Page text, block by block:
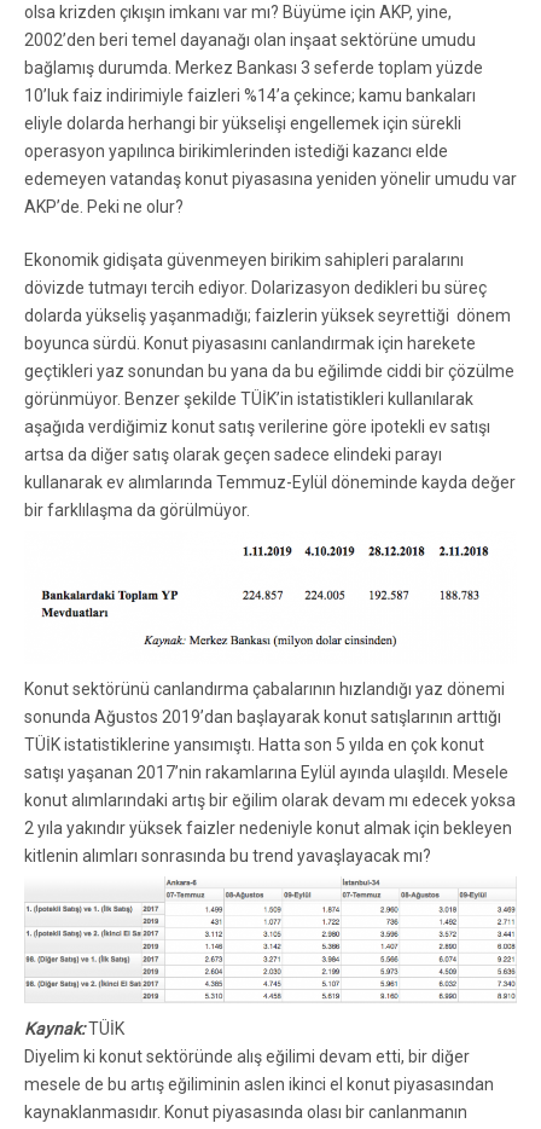
olsa krizden çıkışın imkanı var mı? Büyüme için AKP, yine,
2002’den beri temel dayanağı olan inşaat sektörüne umudu
bağlamış durumda. Merkez Bankası 3 seferde toplam yüzde
10’luk faiz indirimiyle faizleri %14’a çekince; kamu bankaları
eliyle dolarda herhangi bir yükselişi engellemek için sürekli
operasyon yapılınca birikimlerinden istediği kazancı elde
edemeyen vatandaş konut piyasasına yeniden yönelir umudu var
AKP’de. Peki ne olur?
Ekonomik gidişata güvenmeyen birikim sahipleri paralarını
dövizde tutmayı tercih ediyor. Dolarizasyon dedikleri bu süreç
dolarda yükseliş yaşanmadığı; faizlerin yüksek seyrettiği dönem
boyunca sürdü. Konut piyasasını canlandırmak için harekete
geçtikleri yaz sonundan bu yana da bu eğilimde ciddi bir çözülme
görünmüyor. Benzer şekilde TÜİK’in istatistikleri kullanılarak
aşağıda verdiğimiz konut satış verilerine göre ipotekli ev satışı
artsa da diğer satış olarak geçen sadece elindeki parayı
kullanarak ev alımlarında Temmuz-Eylül döneminde kayda değer
bir farklılaşma da görülmüyor.
Konut sektörünü canlandırma çabalarının hızlandığı yaz dönemi
sonunda Ağustos 2019’dan başlayarak konut satışlarının arttığı
TÜİK istatistiklerine yansımıştı. Hatta son 5 yılda en çok konut
satışı yaşanan 2017’nin rakamlarına Eylül ayında ulaşıldı. Mesele
konut alımlarındaki artış bir eğilim olarak devam mı edecek yoksa
2 yıla yakındır yüksek faizler nedeniyle konut almak için bekleyen
kitlenin alımları sonrasında bu trend yavaşlayacak mı?
Kaynak:TÜİK
Diyelim ki konut sektöründe alış eğilimi devam etti, bir diğer
mesele de bu artış eğiliminin aslen ikinci el konut piyasasından
kaynaklanmasıdır. Konut piyasasında olası bir canlanmanın